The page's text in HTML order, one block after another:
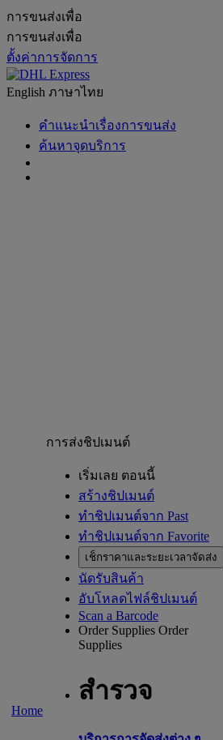
การขนส่งเพื่อ
การขนส่งเพื่อ
ตั้งค่าการจัดการ
English ภาษาไทย
คำแนะนำเรื่องการขนส่ง
ค้นหาจุดบริการ
Home
การส่งชิปเมนต์
เริ่มเลย ตอนนี้
สร้างชิปเมนต์
ทำชิปเมนต์จาก Past
ทำชิปเมนต์จาก Favorite
เช็กราคาและระยะเวลาจัดส่ง
นัดรับสินค้า
อับโหลดไฟล์ชิปเมนต์
Scan a Barcode
Order Supplies Order
Supplies
สำรวจ